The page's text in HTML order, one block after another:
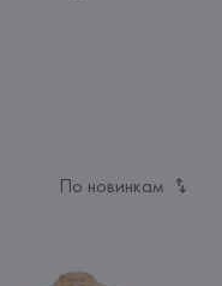
По новинкам